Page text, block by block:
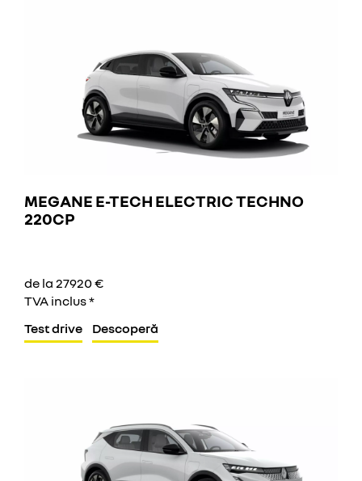
MEGANE E-TECH ELECTRIC TECHNO
220CP
de la 27920 €
TVA inclus *
Test drive
Descoperă